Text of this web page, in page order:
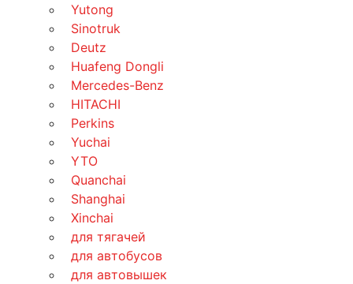
Yutong
Sinotruk
Deutz
Huafeng Dongli
Mercedes-Benz
HITACHI
Perkins
Yuchai
YTO
Quanchai
Shanghai
Xinchai
для тягачей
для автобусов
для автовышек